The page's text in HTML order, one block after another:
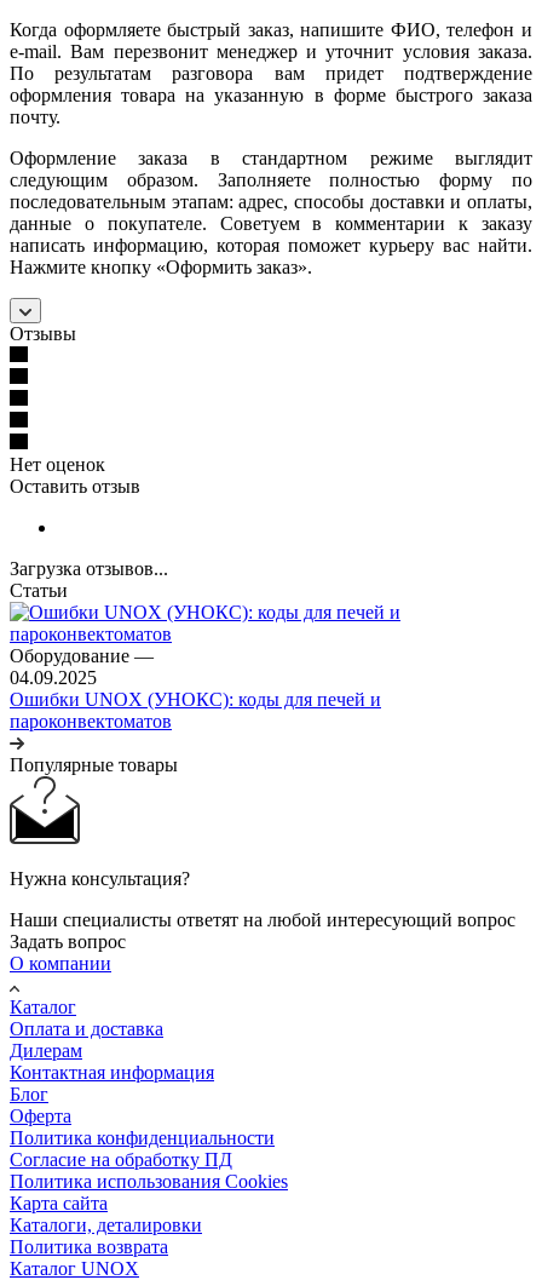
Когда оформляете быстрый заказ, напишите ФИО, телефон и
e-mail. Вам перезвонит менеджер и уточнит условия заказа.
По результатам разговора вам придет подтверждение
оформления товара на указанную в форме быстрого заказа
почту.
Оформление заказа в стандартном режиме выглядит
следующим образом. Заполняете полностью форму по
последовательным этапам: адрес, способы доставки и оплаты,
данные о покупателе. Советуем в комментарии к заказу
написать информацию, которая поможет курьеру вас найти.
Нажмите кнопку «Оформить заказ».
Отзывы
Нет оценок
Оставить отзыв
Загрузка отзывов...
Статьи
Оборудование —
04.09.2025
Ошибки UNOX (УНОКС): коды для печей и
пароконвектоматов
Популярные товары
Нужна консультация?
Наши специалисты ответят на любой интересующий вопрос
Задать вопрос
О компании
Каталог
Оплата и доставка
Дилерам
Контактная информация
Блог
Оферта
Политика конфиденциальности
Согласие на обработку ПД
Политика использования Cookies
Карта сайта
Каталоги, деталировки
Политика возврата
Каталог UNOX